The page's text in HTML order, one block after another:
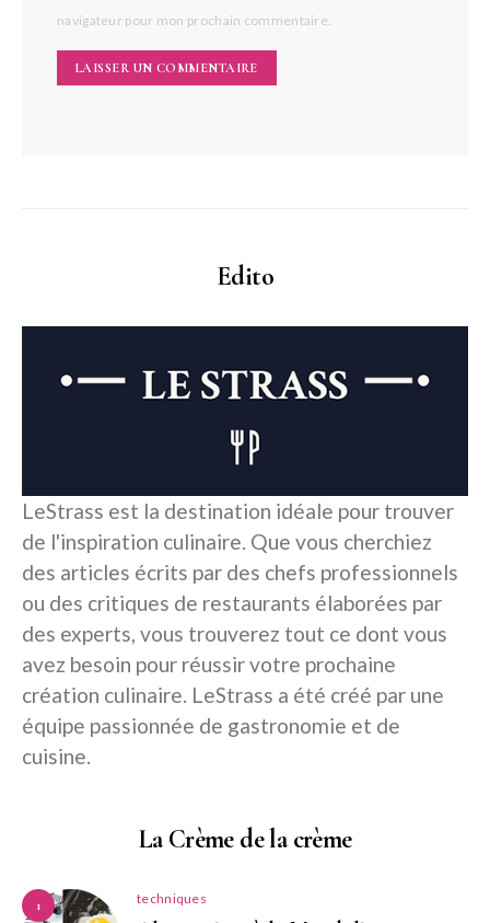
navigateur pour mon prochain commentaire.
Edito
LeStrass est la destination idéale pour trouver
de l'inspiration culinaire. Que vous cherchiez
des articles écrits par des chefs professionnels
ou des critiques de restaurants élaborées par
des experts, vous trouverez tout ce dont vous
avez besoin pour réussir votre prochaine
création culinaire. LeStrass a été créé par une
équipe passionnée de gastronomie et de
cuisine.
La Crème de la crème
1 techniques